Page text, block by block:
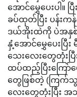
အောင်မွှေပေးပါ
ခပ်ထုတ်ပြီး ပန်း
ဒယ်အိုးထဲကို ပဲအနှစ်ထဲ
နှံ့အောင်မွှေပေးပြီ
သေးလေးတွေတုံးပ
ထပ်ထည့်ပြီးကြော်ပ
တွေဖြစ်တဲ့ (ကြက်သွ
လေးတွေတုံးပြီး အသ